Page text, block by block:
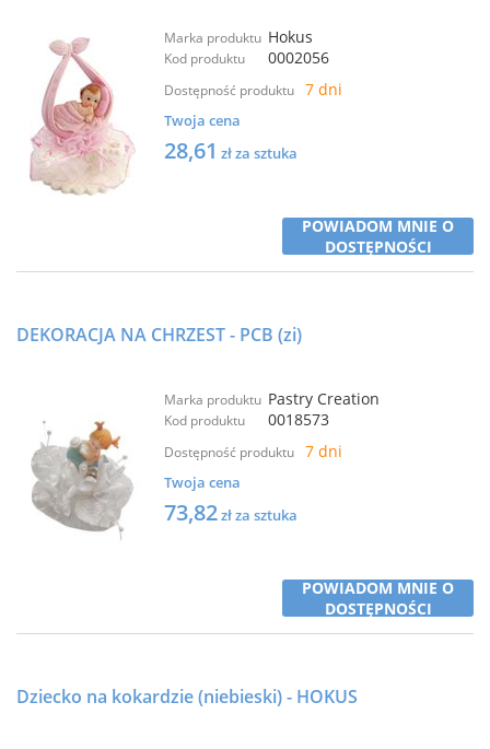
Marka produktu Hokus
Kod produktu 0002056
Dostępność produktu 7 dni
Twoja cena
28,61 zł za sztuka
POWIADOM MNIE O
DOSTĘPNOŚCI
DEKORACJA NA CHRZEST - PCB (zi)
Marka produktu Pastry Creation
Kod produktu 0018573
Dostępność produktu 7 dni
Twoja cena
73,82zł za sztuka
POWIADOM MNIE O
DOSTĘPNOŚCI
Dziecko na kokardzie (niebieski) - HOKUS